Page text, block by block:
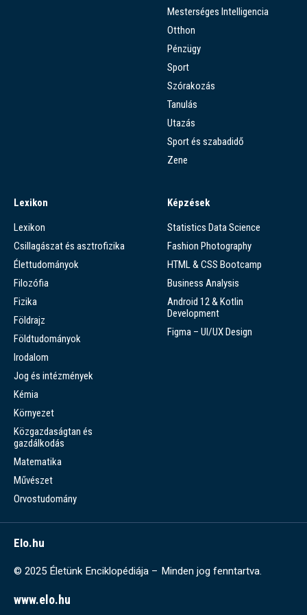
Mesterséges Intelligencia
Otthon
Pénzügy
Sport
Szórakozás
Tanulás
Utazás
Sport és szabadidő
Zene
Lexikon
Lexikon
Csillagászat és asztrofizika
Élettudományok
Filozófia
Fizika
Földrajz
Földtudományok
Irodalom
Jog és intézmények
Kémia
Környezet
Közgazdaságtan és
gazdálkodás
Matematika
Művészet
Orvostudomány
Képzések
Statistics Data Science
Fashion Photography
HTML & CSS Bootcamp
Business Analysis
Android 12 & Kotlin
Development
Figma – UI/UX Design
Elo.hu
© 2025 Életünk Enciklopédiája – Minden jog fenntartva.
www.elo.hu